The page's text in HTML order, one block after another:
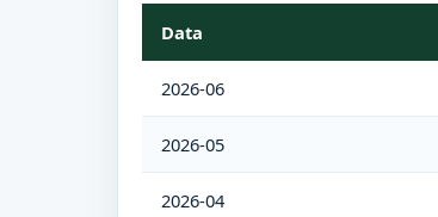
Data
2026-06
2026-05
2026-04